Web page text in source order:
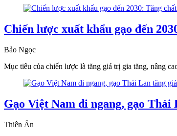
Chiến lược xuất khẩu gạo đến
Bảo Ngọc
Mục tiêu của chiến lược là tăng giá trị gia tăng, nâng
Gạo Việt Nam đi ngang, gạo
Thiên Ân